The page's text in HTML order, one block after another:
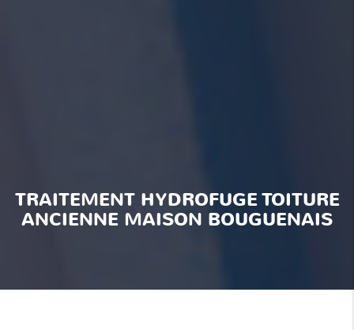
TRAITEMENT HYDROFUGE TOITURE
ANCIENNE MAISON BOUGUENAIS